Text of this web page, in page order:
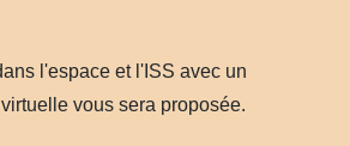
l'espace et l'ISS avec un
vous sera proposée.